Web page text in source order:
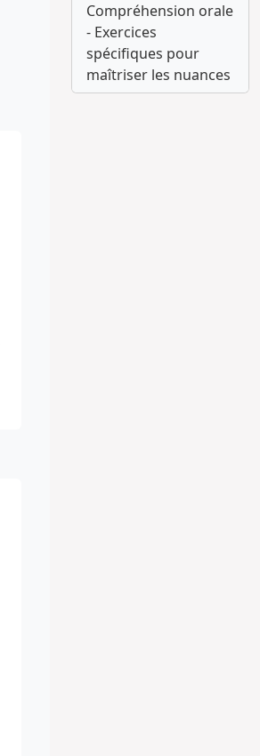
Compréhension orale
- Exercices
spécifiques pour
maîtriser les nuances